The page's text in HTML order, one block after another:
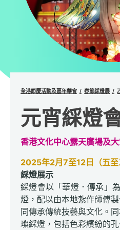
全港節慶活動及嘉年華會 春節綵燈展
元宵綵燈
香港文化中心露天廣場及
2025年2月7至12日（五至
綵燈展示
綵燈會以「華燈．傳承」
燈，配以由本地紮作師傅
同傳承傳統技藝與文化。
璨綵燈，包括色彩繽紛的